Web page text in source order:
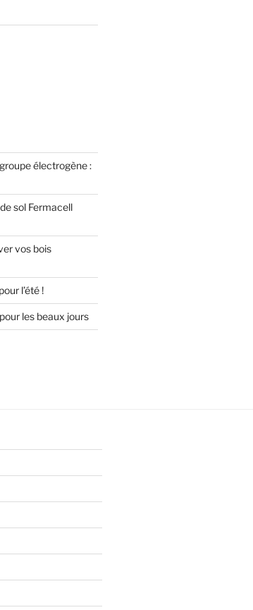
électrogène :
sol Fermacell
vos bois
l’été !
les beaux jours